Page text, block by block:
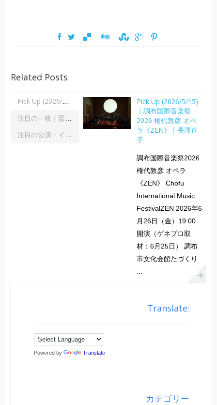
Related Posts
Pick Up (2026/5/15)｜調布国際音楽祭2026 権代敦彦 オペラ《ZEN》｜長澤直子
注目の一枚｜鷲宮美幸「舞踊の彼方へ」｜齋藤俊夫
Pick Up (2026/5/15)
｜調布国際音楽祭
2026 権代敦彦 オペ
ラ《ZEN》｜長澤直
子
調布国際音楽祭2026
権代敦彦 オペラ
《ZEN》 Chofu
International Music
FestivalZEN 2026年6
月26日（金）19:00
開演（ゲネプロ取
材：6月25日） 調布
市文化会館たづくり
...
Translate:
Powered by Translate
カテゴリー